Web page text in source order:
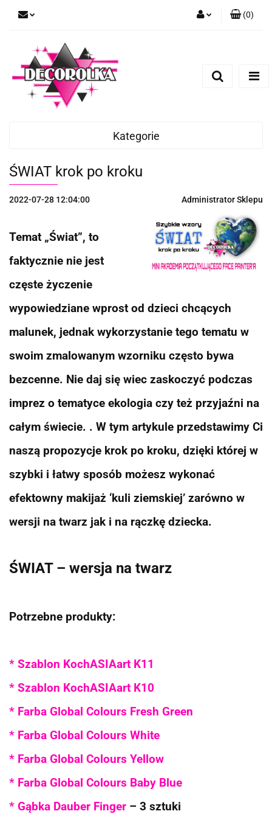
(0)
Kategorie
ŚWIAT krok po kroku
2022-07-28 12:04:00 Administrator Sklepu
Temat „Świat”, to
faktycznie nie jest
częste życzenie
wypowiedziane wprost od dzieci chcących
malunek, jednak wykorzystanie tego tematu w
swoim zmalowanym wzorniku często bywa
bezcenne. Nie daj się wiec zaskoczyć podczas
imprez o tematyce ekologia czy też przyjaźni na
całym świecie. . W tym artykule przedstawimy Ci
naszą propozycje krok po kroku, dzięki której w
szybki i łatwy sposób możesz wykonać
efektowny makijaż ‘kuli ziemskiej’ zarówno w
wersji na twarz jak i na rączkę dziecka.
ŚWIAT – wersja na twarz
Potrzebne produkty:
* Szablon KochASIAart K11
* Szablon KochASIAart K10
* Farba Global Colours Fresh Green
* Farba Global Colours White
* Farba Global Colours Yellow
* Farba Global Colours Baby Blue
* Gąbka Dauber Finger – 3 sztuki